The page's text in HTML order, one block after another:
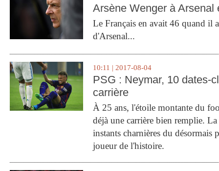
Arsène Wenger à Arsenal
Le Français en avait 46 quand il
d'Arsenal...
10:11 | 2017-08-04
PSG : Neymar, 10 dates-
carrière
À 25 ans, l'étoile montante du
déjà une carrière bien remplie.
instants charnières du désormais
joueur de l'histoire.